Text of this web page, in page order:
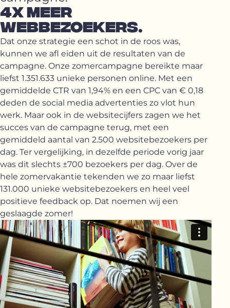
4X MEER
WEBBEZOEKERS.
Dat onze strategie een schot in de roos was,
kunnen we afl eiden uit de resultaten van de
campagne. Onze zomercampagne bereikte maar
liefst 1.351.633 unieke personen online. Met een
gemiddelde CTR van 1,94% en een CPC van € 0,18
deden de social media advertenties zo vlot hun
werk. Maar ook in de websitecijfers zagen we het
succes van de campagne terug, met een
gemiddeld aantal van 2.500 websitebezoekers per
dag. Ter vergelijking, in dezelfde periode vorig jaar
was dit slechts ±700 bezoekers per dag. Over de
hele zomervakantie tekenden we zo maar liefst
131.000 unieke websitebezoekers en heel veel
positieve feedback op. Dat noemen wij een
geslaagde zomer!